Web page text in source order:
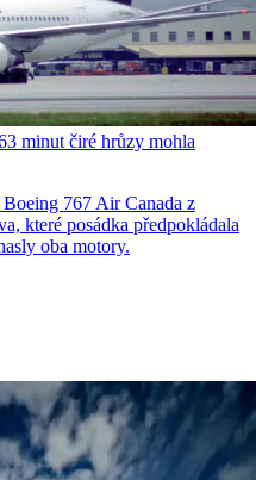
minut čiré hrůzy mohla
767 Air Canada z
které posádka předpokládala
oba motory.